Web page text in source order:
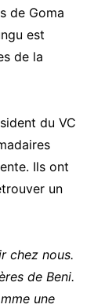
de Goma
est
de la
du VC
Ils ont
un
chez nous.
de Beni.
une